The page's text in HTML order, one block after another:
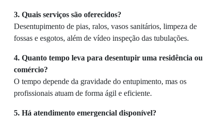
3. Quais serviços são oferecidos?
Desentupimento de pias, ralos, vasos sanitários, limpeza de
fossas e esgotos, além de vídeo inspeção das tubulações.
4. Quanto tempo leva para desentupir uma residência ou
comércio?
O tempo depende da gravidade do entupimento, mas os
profissionais atuam de forma ágil e eficiente.
5. Há atendimento emergencial disponível?